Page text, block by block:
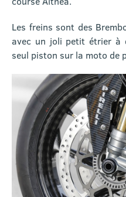
Les freins sont des
avec un joli petit étrier à
seul piston sur la moto de